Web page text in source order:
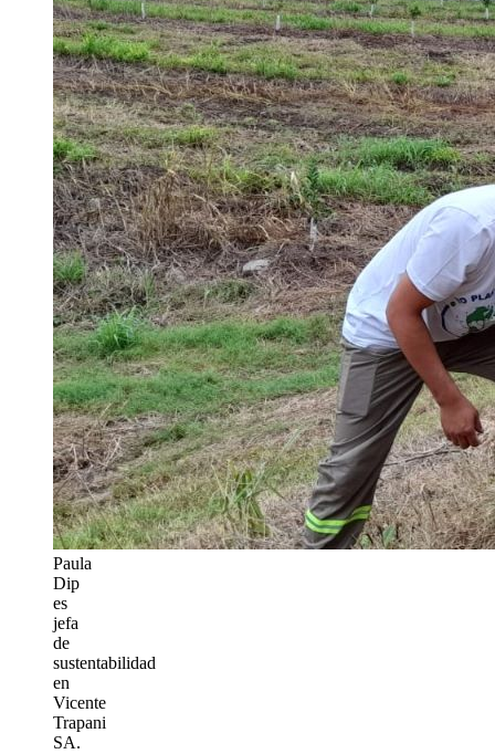
Paula
Dip
es
jefa
de
sustentabilidad
en
Vicente
Trapani
SA.